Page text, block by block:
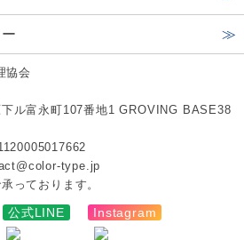
協会
ル富永町107番地1 GROVING BASE38
type.jp
っております。
公式LINE Instagram